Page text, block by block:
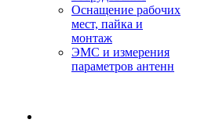
Оснащение рабочих
мест, пайка и
монтаж
ЭМС и измерения
параметров антенн